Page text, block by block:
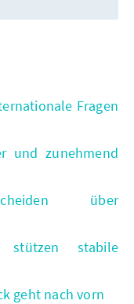
Fragen
und zunehmend
über
stützen stabile
geht nach vorn